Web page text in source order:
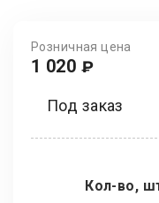
Розничная цена
1 020 ₽
Под заказ
Кол-во,